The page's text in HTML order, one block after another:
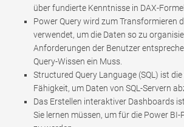
über fundierte Kenntnisse in DAX-
Power Query wird zum Transformieren
verwendet, um die Daten so zu
Anforderungen der Benutzer
Query-Wissen ein Muss.
Structured Query Language (SQL) ist
Fähigkeit, um Daten von SQL-Servern
Das Erstellen interaktiver Dashboards
Sie lernen müssen, um für die Power